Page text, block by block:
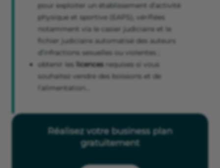
pour exploiter un établissement d’activité
physique et sportive (EAPS), vérifiées
notamment via le casier judiciaire et le
fichier judiciaire automatisé des auteurs
d’infractions sexuelles ou violentes ;
obtenir les licences requises si vous
souhaitez vendre des boissons et de
l’alimentation…
Réalisez votre business plan
gratuitement